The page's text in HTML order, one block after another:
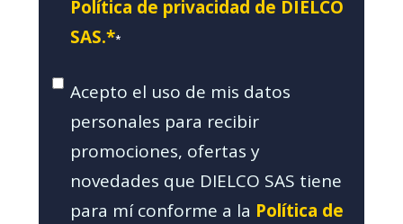
Política de privacidad de DIELCO
SAS.**
Acepto el uso de mis datos
personales para recibir
promociones, ofertas y
novedades que DIELCO SAS tiene
para mí conforme a la Política de